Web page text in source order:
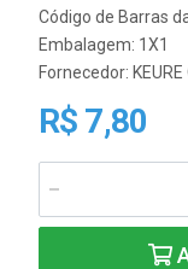
Código de Barras
Embalagem: 1X1
Fornecedor:
R$ 7,80